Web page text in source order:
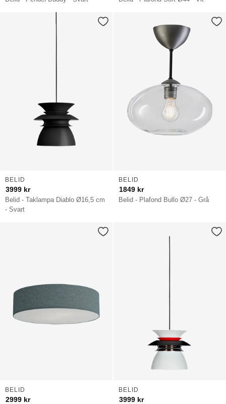
Belid - Taklampa Diablo Ø16,5 cm
- Svart
BELID
3999 kr
Belid - Plafond Bullo Ø27 - Grå
BELID
1849 kr
BELID
2999 kr
BELID
3999 kr